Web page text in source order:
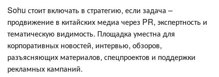
Sohu стоит включать в стратегию, если задача –
продвижение в китайских медиа через PR, экспертность и
тематическую видимость. Площадка уместна для
корпоративных новостей, интервью, обзоров,
разъясняющих материалов, спецпроектов и поддержки
рекламных кампаний.